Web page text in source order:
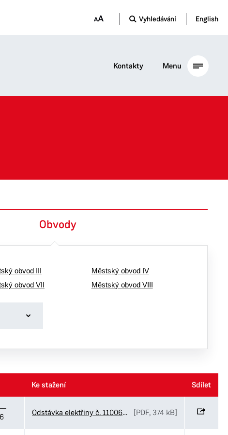
Vyhledávání English
Kontakty Menu
Obvody
obvod III
Městský obvod IV
obvod VII Městský obvod VIII
Ke stažení Sdílet
Odstávka elektřiny č. 110061109846 [PDF, 374 kB]
Ke stažení Sdílet